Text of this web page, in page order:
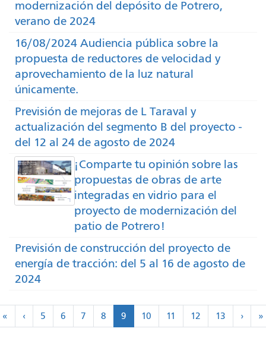
modernización del depósito de Potrero,
verano de 2024
16/08/2024 Audiencia pública sobre la
propuesta de reductores de velocidad y
aprovechamiento de la luz natural
únicamente.
Previsión de mejoras de L Taraval y
actualización del segmento B del proyecto -
del 12 al 24 de agosto de 2024
¡Comparte tu opinión sobre las
propuestas de obras de arte
integradas en vidrio para el
proyecto de modernización del
patio de Potrero!
Previsión de construcción del proyecto de
energía de tracción: del 5 al 16 de agosto de
2024
Paginación
«
Primero
‹‹
Anterior
5 6 7 8 9 10 11 12 13 ›
>
»